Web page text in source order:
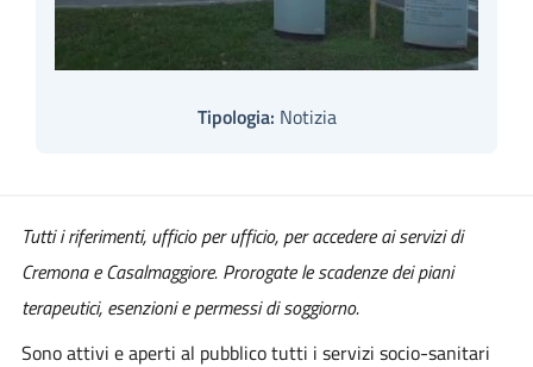
Tipologia: Notizia
Tutti i riferimenti, ufficio per ufficio, per accedere ai servizi di
Cremona e Casalmaggiore. Prorogate le scadenze dei piani
terapeutici, esenzioni e permessi di soggiorno.
Sono attivi e aperti al pubblico tutti i servizi socio-sanitari